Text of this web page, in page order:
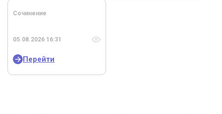
Сочинение
05.08.2026 16:31
Перейти